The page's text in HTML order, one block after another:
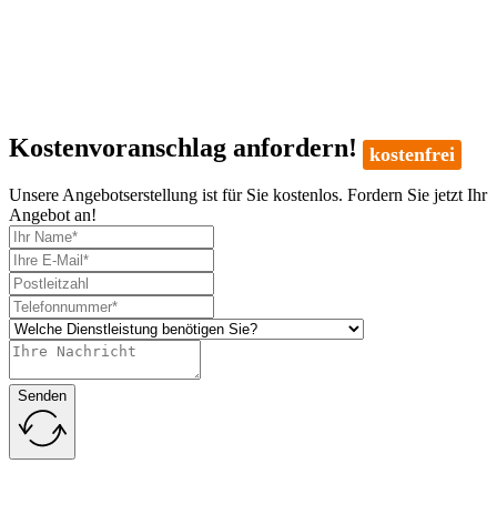
Kostenvoranschlag anfordern! kostenfrei
Unsere Angebotserstellung ist für Sie kostenlos. Fordern Sie jetzt Ihr
Angebot an!
Senden